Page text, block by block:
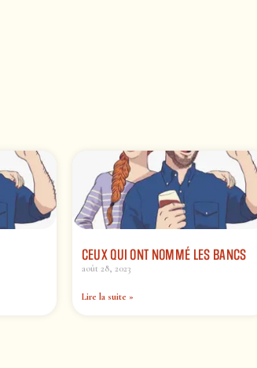
CEUX QUI ONT NOMMÉ LES BANCS
août 28, 2023
Lire la suite »